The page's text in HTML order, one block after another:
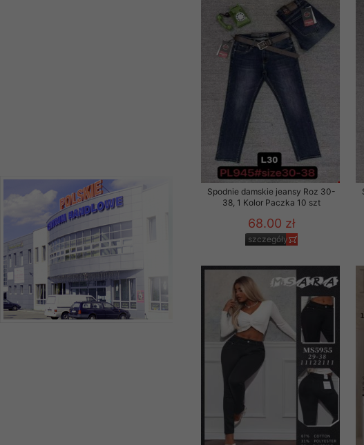
Spodnie damskie jeansy Roz 30-
38, 1 Kolor Paczka 10 szt
68.00 zł
szczegóły
Materiały reklamowo -
szczególności newslettera
zawierającego akceptację na
naszym Sklepie. Materiały te
Wszelkie pytania, wnioski i
osobowych prosimy zgłaszać na